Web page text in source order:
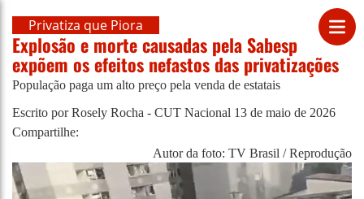
Privatiza que Piora
Explosão e morte causadas pela Sabesp
expõem os efeitos nefastos das privatizações
População paga um alto preço pela venda de estatais
Escrito por Rosely Rocha - CUT Nacional 13 de maio de 2026
Compartilhe:
Autor da foto: TV Brasil / Reprodução